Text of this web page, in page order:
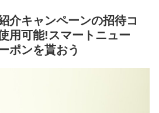
介キャンペーンの招待コ
用可能!スマートニュー
ポンを貰おう